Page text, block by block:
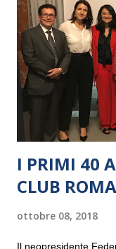
I PRIMI 40
CLUB
ottobre 08, 2018
Il neopresidente